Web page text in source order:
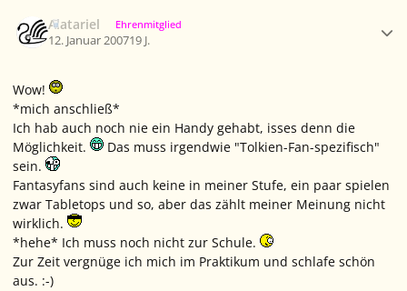
Alatariel Ehrenmitglied
12. Januar 200719 J.
Wow!
*mich anschließ*
Ich hab auch noch nie ein Handy gehabt, isses denn die
Möglichkeit.
Das muss irgendwie "Tolkien-Fan-spezifisch"
sein.
Fantasyfans sind auch keine in meiner Stufe, ein paar spielen
zwar Tabletops und so, aber das zählt meiner Meinung nicht
wirklich.
*hehe* Ich muss noch nicht zur Schule.
Zur Zeit vergnüge ich mich im Praktikum und schlafe schön
aus. :-)